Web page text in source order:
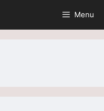
Menu